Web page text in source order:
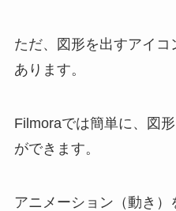
ただ、図形を出すアイ
あります。
Filmoraでは簡単に、図
ができます。
アニメーション（動き）